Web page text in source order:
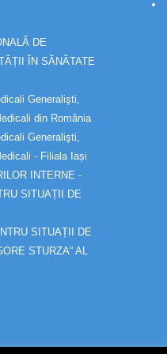
DE
ÎN SĂNĂTATE
Generalişti,
din România
Generalişti,
- Filiala Iași
INTERNE -
SITUAȚII DE
SITUAȚII DE
STURZA” AL